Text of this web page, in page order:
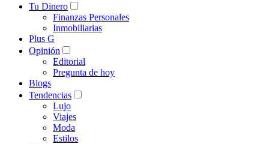
Tu Dinero
Finanzas Personales
Inmobiliarias
Plus G
Opinión
Editorial
Pregunta de hoy
Blogs
Tendencias
Lujo
Viajes
Moda
Estilos